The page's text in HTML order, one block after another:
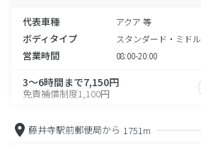
代表車種 アクア 等
ボディタイプ スタンダード・ミドル
営業時間 08:00-20:00
3～6時間まで7,150円
免責補償制度1,100円
藤井寺駅前郵便局から 1751m